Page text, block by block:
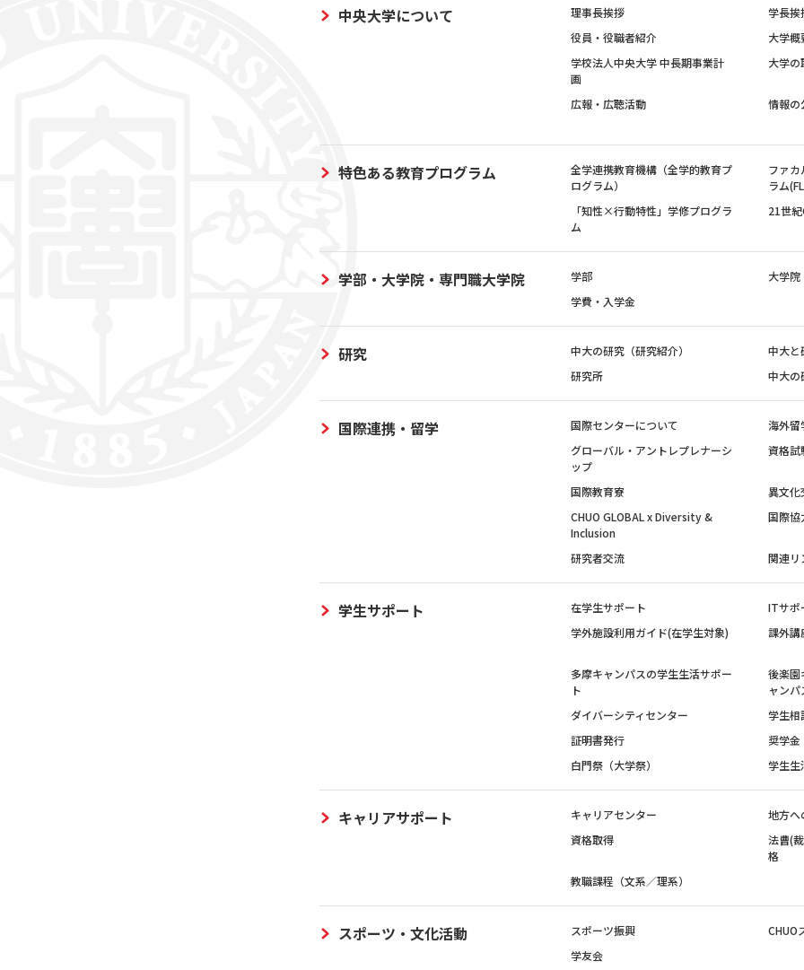
中央大学について 理事長挨拶 学長挨
役員・役職者紹介
大学概
学校法人中央大学 中長期事業計
画
大学の
広報・広聴活動 情報の
特色ある教育プログラム
全学連携教育機構（全学的教育プ
ログラム）
ファカ
ラム
「知性×行動特性」学修プログラ
ム
21世
学部・大学院・専門職大学院 学部 大学院
学費・入学金
研究 中大の研究（研究紹介） 中大と
研究所
中大の
国際連携・留学 国際センターについて 海外留
グローバル・アントレプレナーシ
ップ
資格試
国際教育寮 異文化
CHUO GLOBAL x Diversity &
Inclusion
国際協
研究者交流 関連リ
学生サポート 在学生サポート ITサポ
学外施設利用ガイド(在学生対象)
課外講
多摩キャンパスの学生生活サポー
ト
後楽園
ャンパ
ダイバーシティセンター 学生相
証明書発行
奨学金
白門祭（大学祭）
学生生
キャリアサポート キャリアセンター 地方へ
資格取得
法曹(
格
教職課程（文系／理系）
スポーツ・文化活動 スポーツ振興 CHUO
学友会